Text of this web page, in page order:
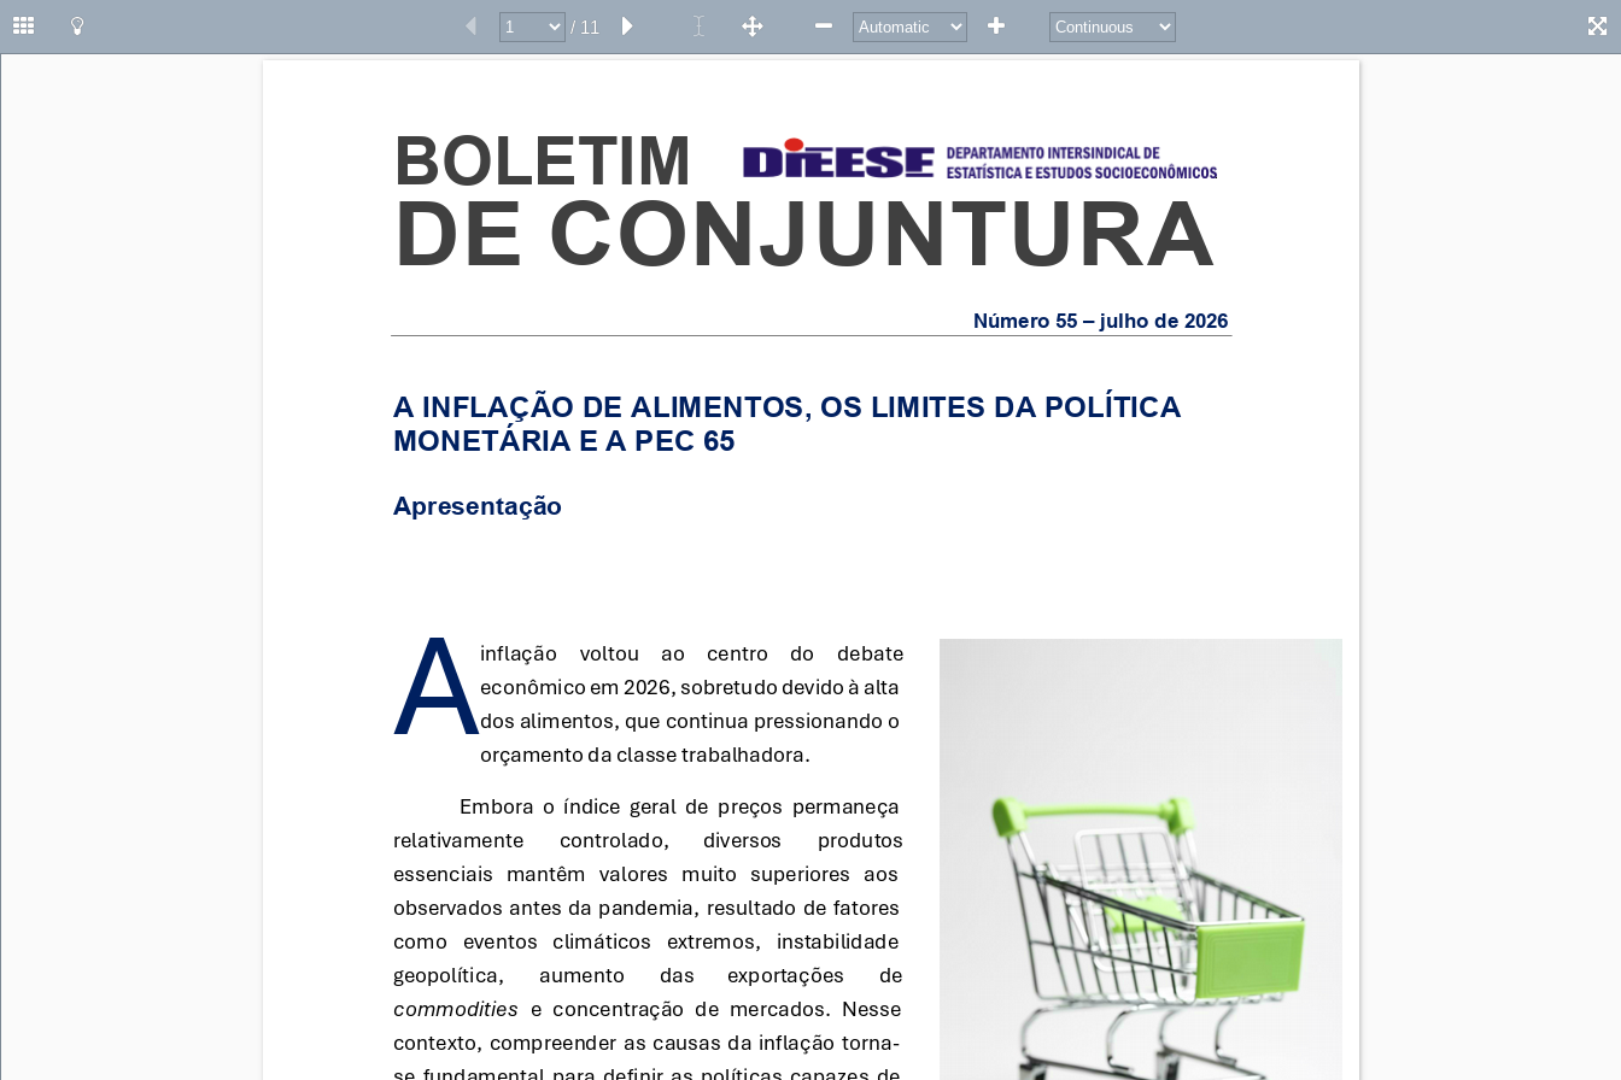
/ 11
BOLETIM
DE CONJUNTURA
Número 55 – julho de 2026
A INFLAÇÃO DE ALIMENTOS, OS LIMITES DA POLÍTICA
MONETÁRIA E A PEC 65
Apresentação
inflação voltou ao centro do
debate
econômico em 2026, sobretudo devido à alta
dos alimentos, que continua pressionando o
orçamento da classe trabalhadora.
Embora o índice geral de preços permaneça
relativamente
controlado, diversos
produtos
essenciais mantêm valores muito superiores aos
observados antes da pandemia, resultado de fatores
como eventos climáticos extremos, instabilidade
geopolítica,
aumento das exportações
de
commodities e concentração de mercados. Nesse
contexto, compreender as causas da inflação torna-
A